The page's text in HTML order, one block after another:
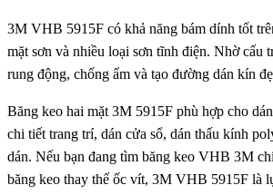
3M VHB 5915F có khả năng bám dính tốt
mặt sơn và nhiều loại sơn tĩnh điện. Nhờ cấu
rung động, chống ẩm và tạo đường dán kín
Băng keo hai mặt 3M 5915F phù hợp cho
chi tiết trang trí, dán cửa sổ, dán thấu kính
dán. Nếu bạn đang tìm băng keo VHB 3M
băng keo thay thế ốc vít, 3M VHB 5915F là